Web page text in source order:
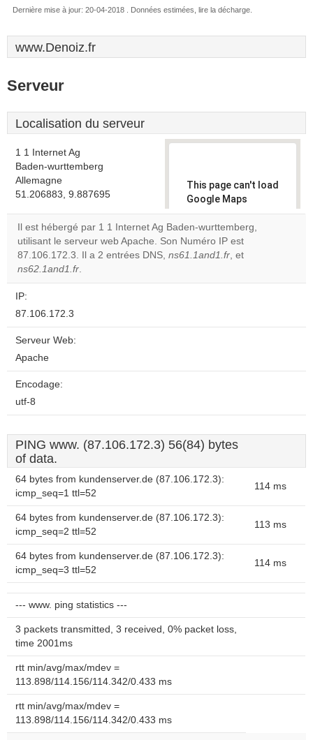
Dernière mise à jour: 20-04-2018 . Données estimées, lire la décharge.
www.Denoiz.fr
Serveur
Localisation du serveur
1 1 Internet Ag
Baden-wurttemberg
Allemagne
51.206883, 9.887695
This page can't load
Google Maps
correctly.
Do you
own this
Il est hébergé par 1 1 Internet Ag Baden-wurttemberg,
utilisant le serveur web Apache. Son Numéro IP est
87.106.172.3. Il a 2 entrées DNS, ns61.1and1.fr, et
ns62.1and1.fr.
IP:
87.106.172.3
Serveur Web:
Apache
Encodage:
utf-8
PING www. (87.106.172.3) 56(84) bytes
of data.
64 bytes from kundenserver.de (87.106.172.3):
icmp_seq=1 ttl=52
114 ms
64 bytes from kundenserver.de (87.106.172.3):
icmp_seq=2 ttl=52
113 ms
64 bytes from kundenserver.de (87.106.172.3):
icmp_seq=3 ttl=52
114 ms
--- www. ping statistics ---
3 packets transmitted, 3 received, 0% packet loss,
time 2001ms
rtt min/avg/max/mdev =
113.898/114.156/114.342/0.433 ms
rtt min/avg/max/mdev =
113.898/114.156/114.342/0.433 ms